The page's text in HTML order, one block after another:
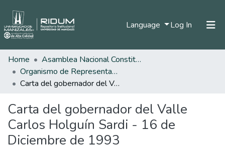
Language Log In (current)
Home
Asamblea Nacional Constituyente
Organismo de Representantes Constituyente
Carta del gobernador del Valle Carlos Holguín Sardi - 16 de Diciembre de 1993
Carta del gobernador del Valle
Carlos Holguín Sardi - 16 de
Diciembre de 1993